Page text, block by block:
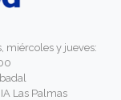
miércoles y jueves:
Las Palmas